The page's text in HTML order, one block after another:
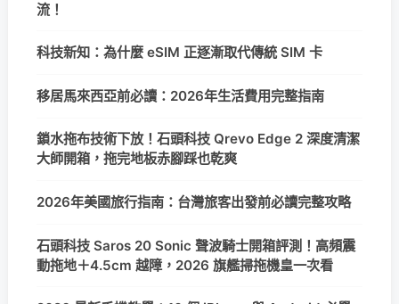
流！
科技新知：為什麼 eSIM 正逐漸取代傳統 SIM 卡
移居馬來西亞前必讀：2026年生活費用完整指南
鎖水拖布技術下放！石頭科技 Qrevo Edge 2 深度清潔
大師開箱，拖完地板赤腳踩也乾爽
2026年美國旅行指南：台灣旅客出發前必讀完整攻略
石頭科技 Saros 20 Sonic 聲波騎士開箱評測！高頻震
動拖地＋4.5cm 越障，2026 旗艦掃拖機皇一次看